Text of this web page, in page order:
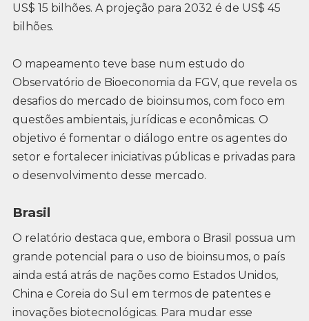
US$ 15 bilhões. A projeção para 2032 é de US$ 45
bilhões.
O mapeamento teve base num estudo do
Observatório de Bioeconomia da FGV, que revela os
desafios do mercado de bioinsumos, com foco em
questões ambientais, jurídicas e econômicas. O
objetivo é fomentar o diálogo entre os agentes do
setor e fortalecer iniciativas públicas e privadas para
o desenvolvimento desse mercado.
Brasil
O relatório destaca que, embora o Brasil possua um
grande potencial para o uso de bioinsumos, o país
ainda está atrás de nações como Estados Unidos,
China e Coreia do Sul em termos de patentes e
inovações biotecnológicas. Para mudar esse